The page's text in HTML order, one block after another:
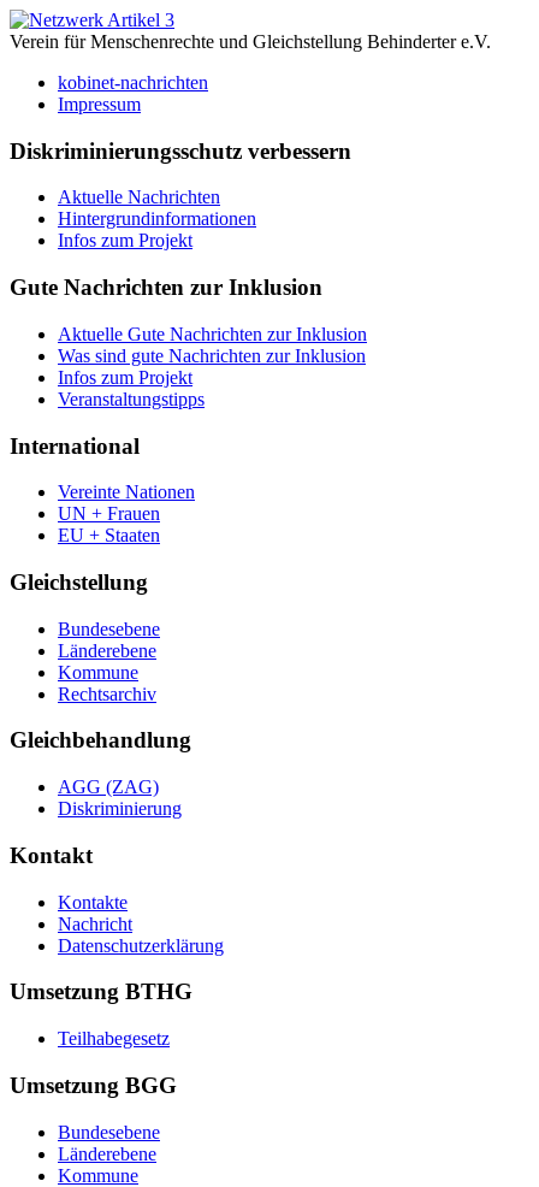
Verein für Menschenrechte und Gleichstellung Behinderter e.V.
kobinet-nachrichten
Impressum
Diskriminierungsschutz verbessern
Aktuelle Nachrichten
Hintergrundinformationen
Infos zum Projekt
Gute Nachrichten zur Inklusion
Aktuelle Gute Nachrichten zur Inklusion
Was sind gute Nachrichten zur Inklusion
Infos zum Projekt
Veranstaltungstipps
International
Vereinte Nationen
UN + Frauen
EU + Staaten
Gleichstellung
Bundesebene
Länderebene
Kommune
Rechtsarchiv
Gleichbehandlung
AGG (ZAG)
Diskriminierung
Kontakt
Kontakte
Nachricht
Datenschutzerklärung
Umsetzung BTHG
Teilhabegesetz
Umsetzung BGG
Bundesebene
Länderebene
Kommune